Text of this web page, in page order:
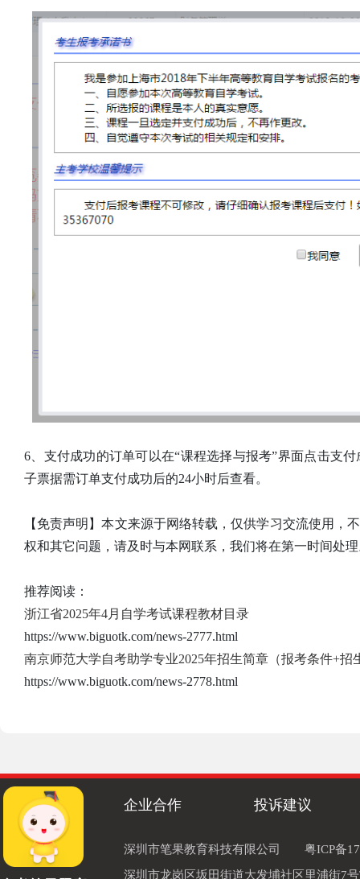
6、支付成功的订单可以在“课程选择与报考”界面点击支
子票据需订单支付成功后的24小时后查看。
【免责声明】本文来源于网络转载，仅供学习交流使用
权和其它问题，请及时与本网联系，我们将在第一时间处
推荐阅读：
浙江省2025年4月自学考试课程教材目录
https://www.biguotk.com/news-2777.html
南京师范大学自考助学专业2025年招生简章（报考条件+招
https://www.biguotk.com/news-2778.html
企业合作 投诉建议
深圳市笔果教育科技有限公司
粤ICP备
深圳市龙岗区坂田街道大发埔社区里浦街7